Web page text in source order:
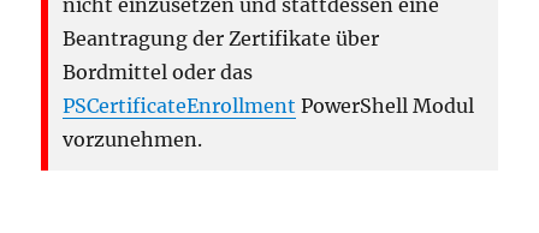
Beantragung der Zertifikate über
Bordmittel oder das
PSCertificateEnrollment PowerShell Modul
vorzunehmen.